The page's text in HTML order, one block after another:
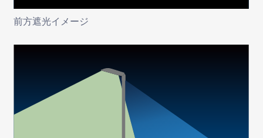
前方遮光イメージ